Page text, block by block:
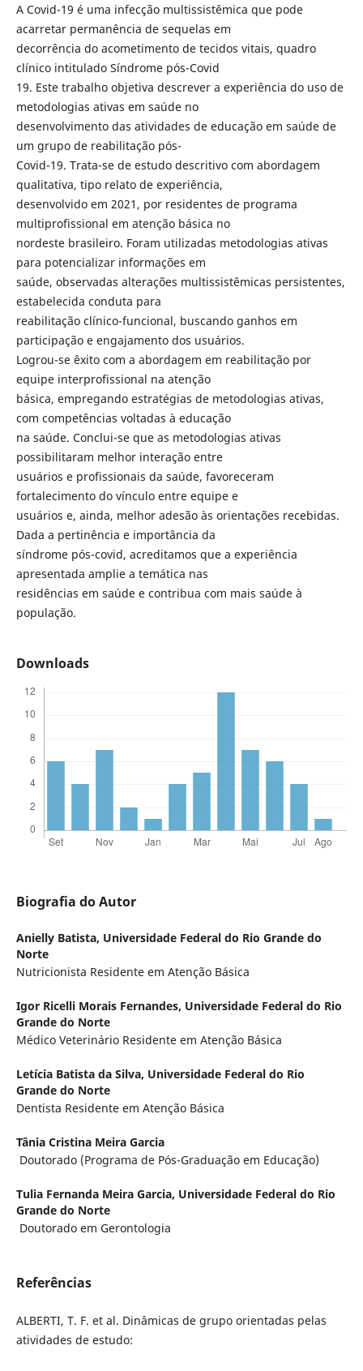
A Covid-19 é uma infecção multissistêmica que pode
acarretar permanência de sequelas em
decorrência do acometimento de tecidos vitais, quadro
clínico intitulado Síndrome pós-Covid
19. Este trabalho objetiva descrever a experiência do uso de
metodologias ativas em saúde no
desenvolvimento das atividades de educação em saúde de
um grupo de reabilitação pós-
Covid-19. Trata-se de estudo descritivo com abordagem
qualitativa, tipo relato de experiência,
desenvolvido em 2021, por residentes de programa
multiprofissional em atenção básica no
nordeste brasileiro. Foram utilizadas metodologias ativas
para potencializar informações em
saúde, observadas alterações multissistêmicas persistentes,
estabelecida conduta para
reabilitação clínico-funcional, buscando ganhos em
participação e engajamento dos usuários.
Logrou-se êxito com a abordagem em reabilitação por
equipe interprofissional na atenção
básica, empregando estratégias de metodologias ativas,
com competências voltadas à educação
na saúde. Conclui-se que as metodologias ativas
possibilitaram melhor interação entre
usuários e profissionais da saúde, favoreceram
fortalecimento do vínculo entre equipe e
usuários e, ainda, melhor adesão às orientações recebidas.
Dada a pertinência e importância da
síndrome pós-covid, acreditamos que a experiência
apresentada amplie a temática nas
residências em saúde e contribua com mais saúde à
população.
Downloads
Biografia do Autor
Anielly Batista, Universidade Federal do Rio Grande do
Norte
Nutricionista Residente em Atenção Básica
Igor Ricelli Morais Fernandes, Universidade Federal do Rio
Grande do Norte
Médico Veterinário Residente em Atenção Básica
Letícia Batista da Silva, Universidade Federal do Rio
Grande do Norte
Dentista Residente em Atenção Básica
Tânia Cristina Meira Garcia
Doutorado (Programa de Pós-Graduação em Educação)
Tulia Fernanda Meira Garcia, Universidade Federal do Rio
Grande do Norte
Doutorado em Gerontologia
Referências
ALBERTI, T. F. et al. Dinâmicas de grupo orientadas pelas
atividades de estudo: